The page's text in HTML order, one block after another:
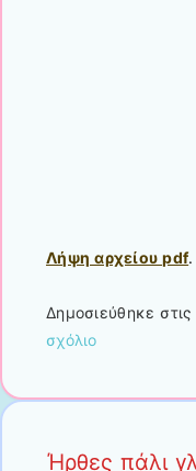
Λήψη αρχείου pdf.
Δημοσιεύθηκε στις
σχόλιο
Ήρθες πάλι